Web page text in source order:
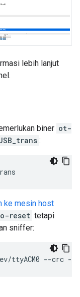
lebih lanjut
biner ot-
:
ke mesin host
reset tetapi
sniffer:
ttyACM0 --crc